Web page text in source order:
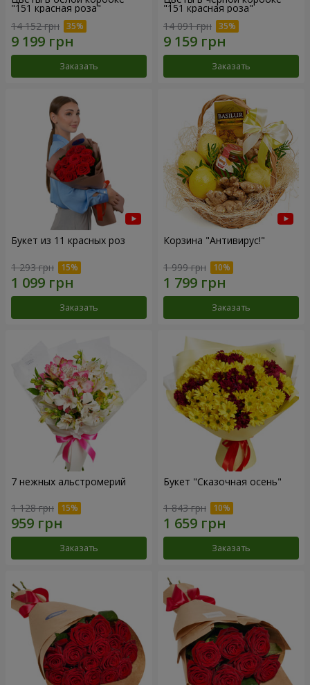
"151 красная роза"
14 152 грн
Заказать
"151 красная роза"
14 091 грн
Заказать
Букет из 11 красных роз
1 293 грн
Заказать
Корзина "Антивирус!"
1 999 грн
Заказать
7 нежных альстромерий
1 128 грн
Заказать
Букет "Сказочная осень"
1 843 грн
Заказать